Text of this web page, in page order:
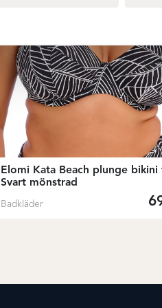
Elomi Kata Beach plunge bikini
Svart mönstrad
Badkläder